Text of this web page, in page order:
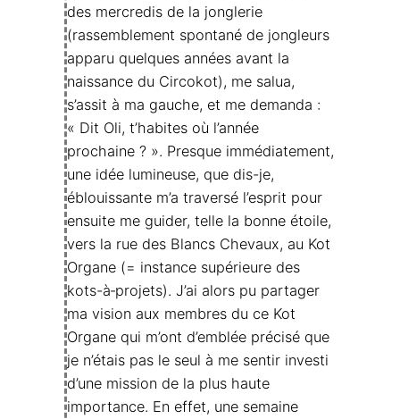
des mercredis de la jonglerie
(rassemblement spontané de jongleurs
apparu quelques années avant la
naissance du Circokot), me salua,
s’assit à ma gauche, et me demanda :
« Dit Oli, t’habites où l’année
prochaine ? ». Presque immédiatement,
une idée lumineuse, que dis-je,
éblouissante m’a traversé l’esprit pour
ensuite me guider, telle la bonne étoile,
vers la rue des Blancs Chevaux, au Kot
Organe (= instance supérieure des
kots-à‑projets). J’ai alors pu partager
ma vision aux membres du ce Kot
Organe qui m’ont d’emblée précisé que
je n’étais pas le seul à me sentir investi
d’une mission de la plus haute
importance. En effet, une semaine